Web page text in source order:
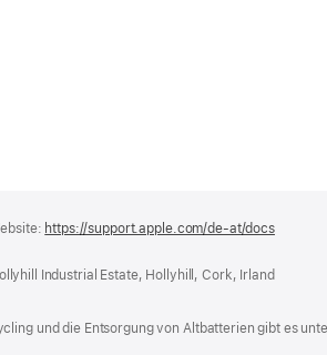
https://support.apple.com/de-at/docs(öffnet
Fenster)
Industrial Estate, Hollyhill, Cork, Irland
und die Entsorgung von Altbatterien gibt es